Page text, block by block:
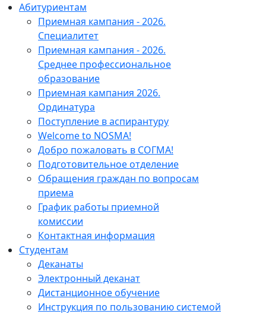
Абитуриентам
Приемная кампания - 2026.
Специалитет
Приемная кампания - 2026.
Среднее профессиональное
образование
Приемная кампания 2026.
Ординатура
Поступление в аспирантуру
Welcome to NOSMA!
Добро пожаловать в СОГМА!
Подготовительное отделение
Обращения граждан по вопросам
приема
График работы приемной
комиссии
Контактная информация
Студентам
Деканаты
Электронный деканат
Дистанционное обучение
Инструкция по пользованию системой